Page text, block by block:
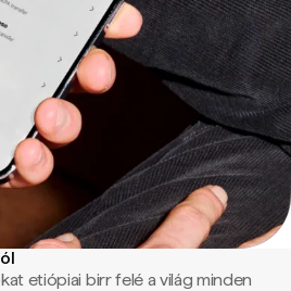
etiópiai birr felé a világ minden